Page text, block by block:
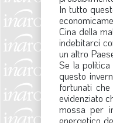
In tutto
Cina della
indebitarci
un altro
Se la
questo
fortunati
evidenziato
mossa per
energetico